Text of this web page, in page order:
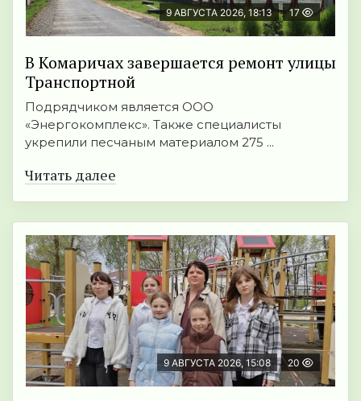
9 АВГУСТА 2026, 18:13 17
В Комаричах завершается ремонт улицы
Транспортной
Подрядчиком является ООО
«Энергокомплекс». Также специалисты
укрепили песчаным материалом 275 ...
Читать далее
9 АВГУСТА 2026, 15:08 20